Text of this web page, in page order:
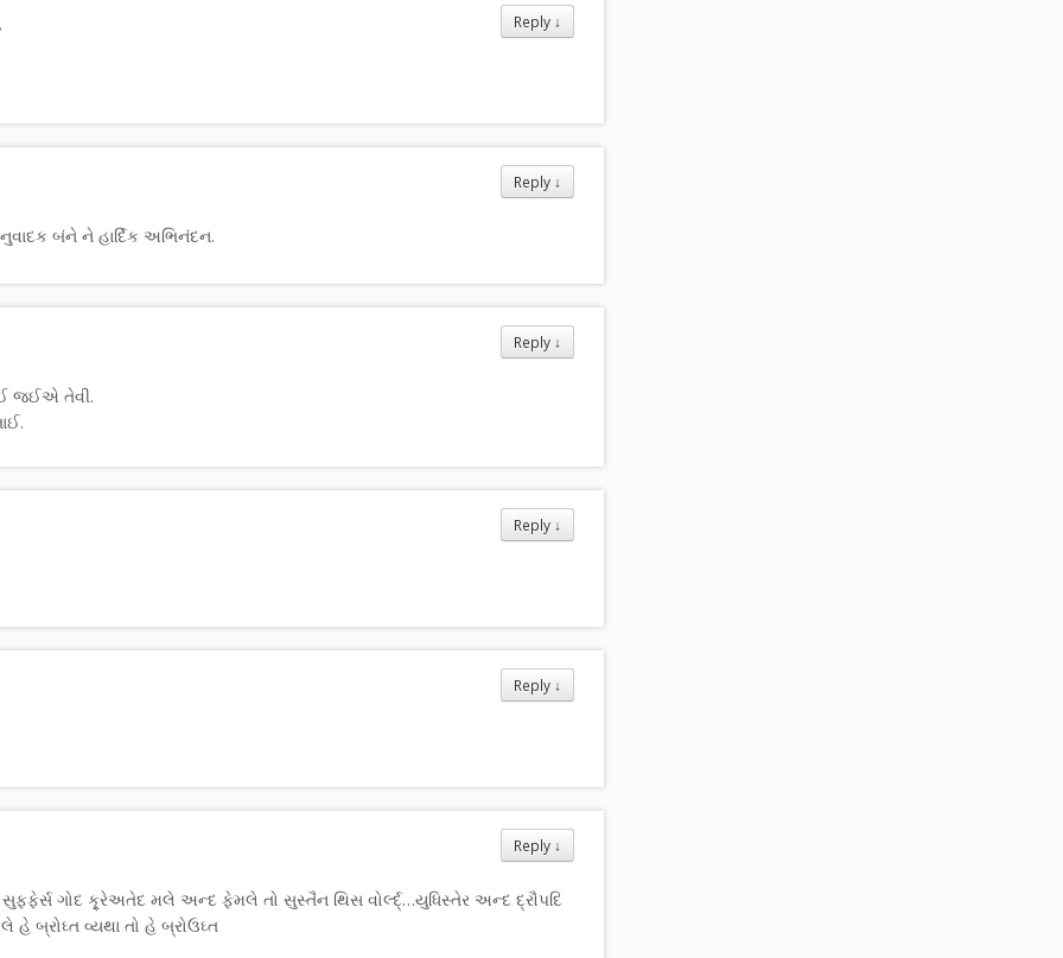
Reply ↓
Reply ↓
બંને ને હાર્દિક અભિનંદન.
Reply ↓
જઈએ તેવી.
Reply ↓
Reply ↓
Reply ↓
ગોદ ક્ર્રેઅતેદ મલે અન્દ ફેમલે તો સુસ્તૈન થિસ વોર્લ્દ્…યુધિસ્તેર અન્દ દ્રૌપદિ
હે બ્રોઘ્ત વ્યથા તો હે બ્રોઉઘ્ત